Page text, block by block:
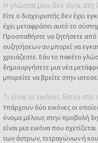
Η γλώσσα μου δεν είναι στη
Είτε ο διαχειριστής δεν έχει
έχει μεταφράσει αυτό το
Προσπαθήστε να ζητήσετε από
συζητήσεων αν μπορεί να
χρειάζεστε. Εάν το πακέτο
δημιουργήσετε μια νέα
μπορείτε να βρείτε στην
Τι είναι οι εικόνες δίπλα
Υπάρχουν δύο εικόνες οι
όνομα μέλους στην προβολή
είναι μια εικόνα που
των άστρων, τετραγώνων ή